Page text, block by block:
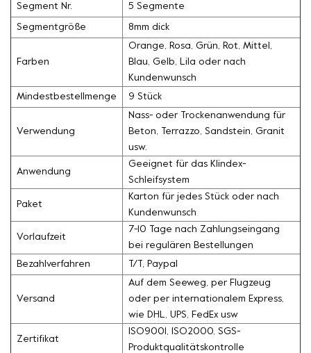
Segment Nr. 5 Segmente
Segmentgröße 8mm dick
Farben
Orange, Rosa, Grün, Rot, Mittel,
Blau, Gelb, Lila oder nach
Kundenwunsch
Mindestbestellmenge 9 Stück
Verwendung
Nass- oder Trockenanwendung für
Beton, Terrazzo, Sandstein, Granit
usw.
Anwendung
Geeignet für das Klindex-
Schleifsystem
Paket
Karton für jedes Stück oder nach
Kundenwunsch
Vorlaufzeit
7-10 Tage nach Zahlungseingang
bei regulären Bestellungen
Bezahlverfahren T/T, Paypal
Versand
Auf dem Seeweg, per Flugzeug
oder per internationalem Express,
wie DHL, UPS, FedEx usw
Zertifikat
ISO9001, ISO2000, SGS-
Produktqualitätskontrolle